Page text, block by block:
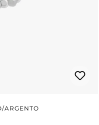
ARGENTO